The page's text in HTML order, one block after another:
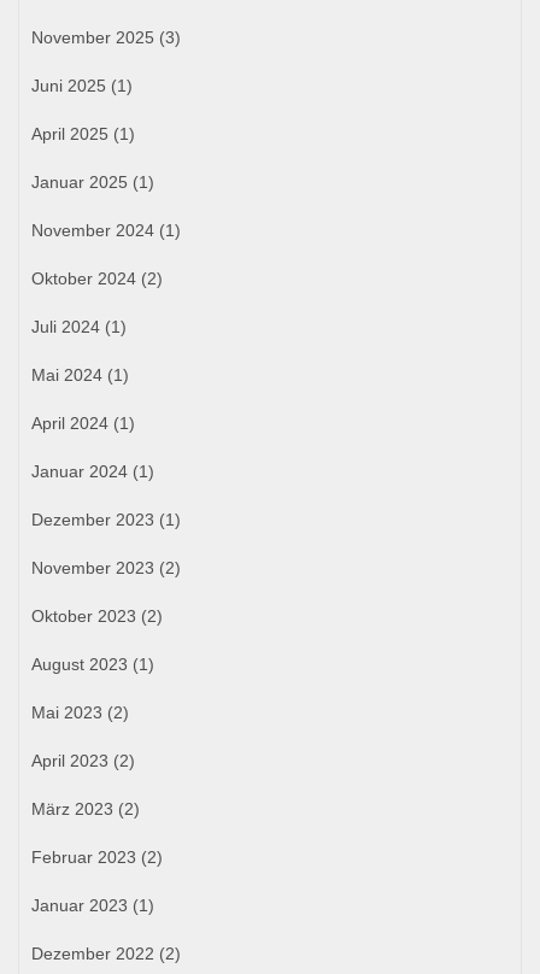
November 2025 (3)
Juni 2025 (1)
April 2025 (1)
Januar 2025 (1)
November 2024 (1)
Oktober 2024 (2)
Juli 2024 (1)
Mai 2024 (1)
April 2024 (1)
Januar 2024 (1)
Dezember 2023 (1)
November 2023 (2)
Oktober 2023 (2)
August 2023 (1)
Mai 2023 (2)
April 2023 (2)
März 2023 (2)
Februar 2023 (2)
Januar 2023 (1)
Dezember 2022 (2)